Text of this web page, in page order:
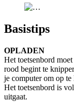
Basistips
OPLADEN
Het toetsenbord
rood begint te
je computer om op
Het toetsenbord is
uitgaat.